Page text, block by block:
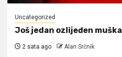
Uncategorized
Još jedan ozlijeđen
2 sata ago Alan Srčnik